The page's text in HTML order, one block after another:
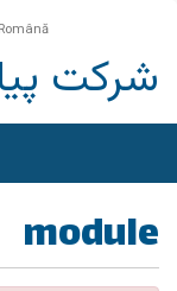
Română
شرکت
module